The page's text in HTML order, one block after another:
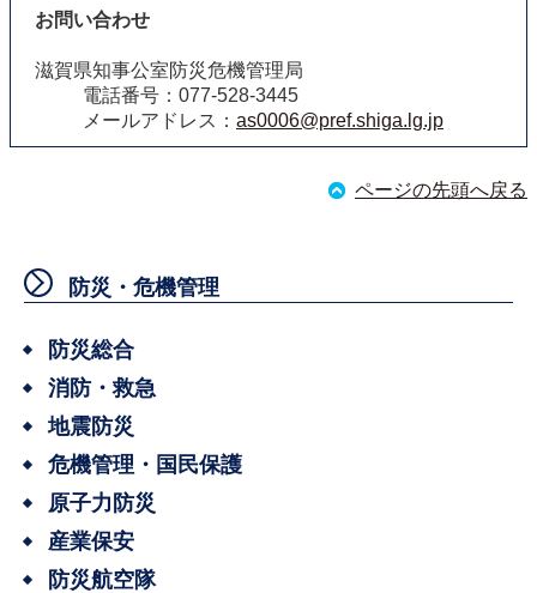
お問い合わせ
滋賀県知事公室防災危機管理局
電話番号：077-528-3445
メールアドレス： as0006@pref.shiga.lg.jp
ページの先頭へ戻る
防災・危機管理
防災総合
消防・救急
地震防災
危機管理・国民保護
原子力防災
産業保安
防災航空隊